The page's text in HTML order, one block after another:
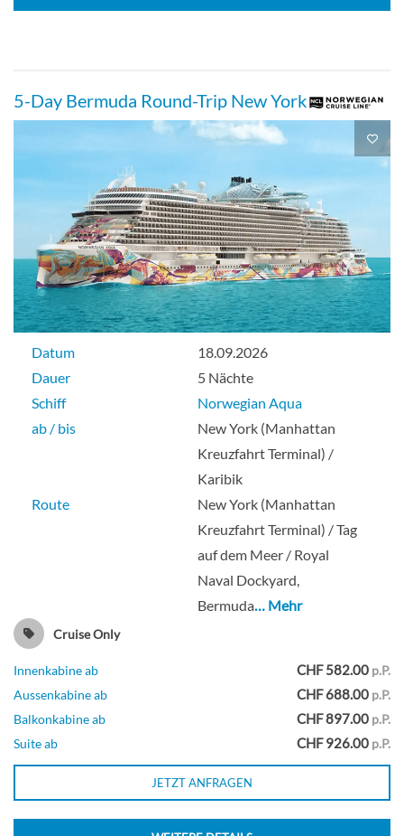
Große Außenkabine mit rundem
Fenster-[OA]
Deck 05
Aussenkabine
Außenkabine mit rundem Fenster-[OB]
Deck 05
Deck 05
Aussenkabine
Sailaway Außenkabine-[OX]
Deck 05
5-Day Bermuda Round-Trip New York
Datum
18.09.2026
Dauer
5 Nächte
Schiff
Norwegian Aqua
ab / bis
New York (Manhattan
Kreuzfahrt Terminal) /
Karibik
Route
New York (Manhattan
Kreuzfahrt Terminal) / Tag
auf dem Meer / Royal
Naval Dockyard,
Bermuda… Mehr
Cruise Only
Innenkabine ab CHF 582.00 p.P.
Aussenkabine ab
CHF 688.00 p.P.
Balkonkabine ab
CHF 897.00 p.P.
Suite ab
CHF 926.00 p.P.
JETZT ANFRAGEN